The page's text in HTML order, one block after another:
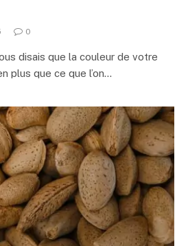
0
disais que la couleur de votre
plus que ce que l’on…